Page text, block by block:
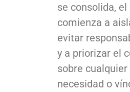
se consolida,
comienza a
evitar
y a priorizar el
sobre cualquier
necesidad o